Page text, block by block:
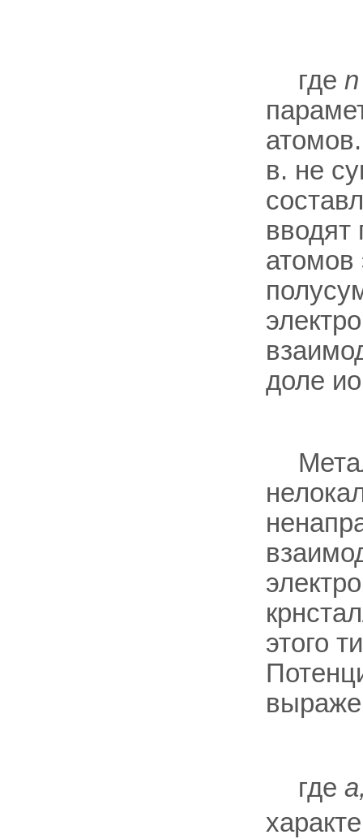
где n
в. не
вводят
атомов
доле
этого
где